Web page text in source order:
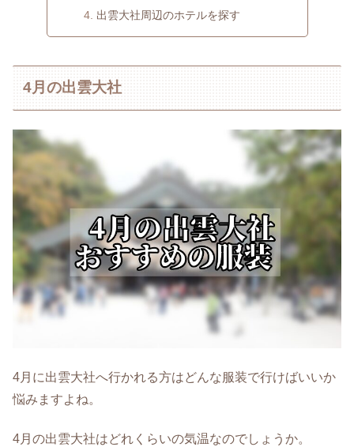
出雲大社周辺のホテルを探す
4月の出雲大社
4月に出雲大社へ行かれる方はどんな服装で行けばいいか
悩みますよね。
4月の出雲大社はどれくらいの気温なのでしょうか。